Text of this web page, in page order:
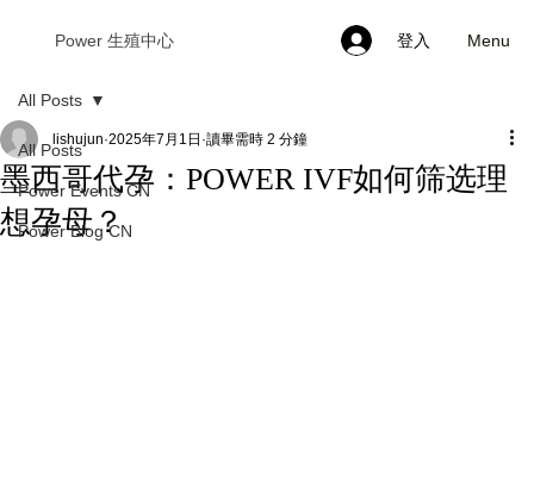
Power 生殖中心 登入 Menu
All Posts
Power Events CN
Power Blog CN
All Posts
墨西哥代孕：POWER IVF如何筛选理
想孕母？
lishujun 2025年7月1日 讀畢需時 2 分鐘